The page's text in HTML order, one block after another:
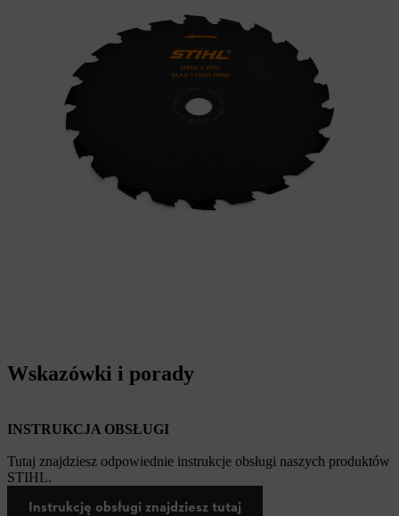
Wskazówki i porady
INSTRUKCJA OBSŁUGI
Tutaj znajdziesz odpowiednie instrukcje obsługi naszych produktów
STIHL.
Instrukcję obsługi znajdziesz tutaj